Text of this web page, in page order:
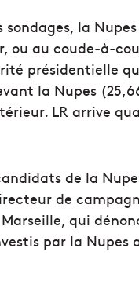
la Nupes
au coude-à-
présidentielle
la Nupes
LR arrive
de la
de
qui
par la